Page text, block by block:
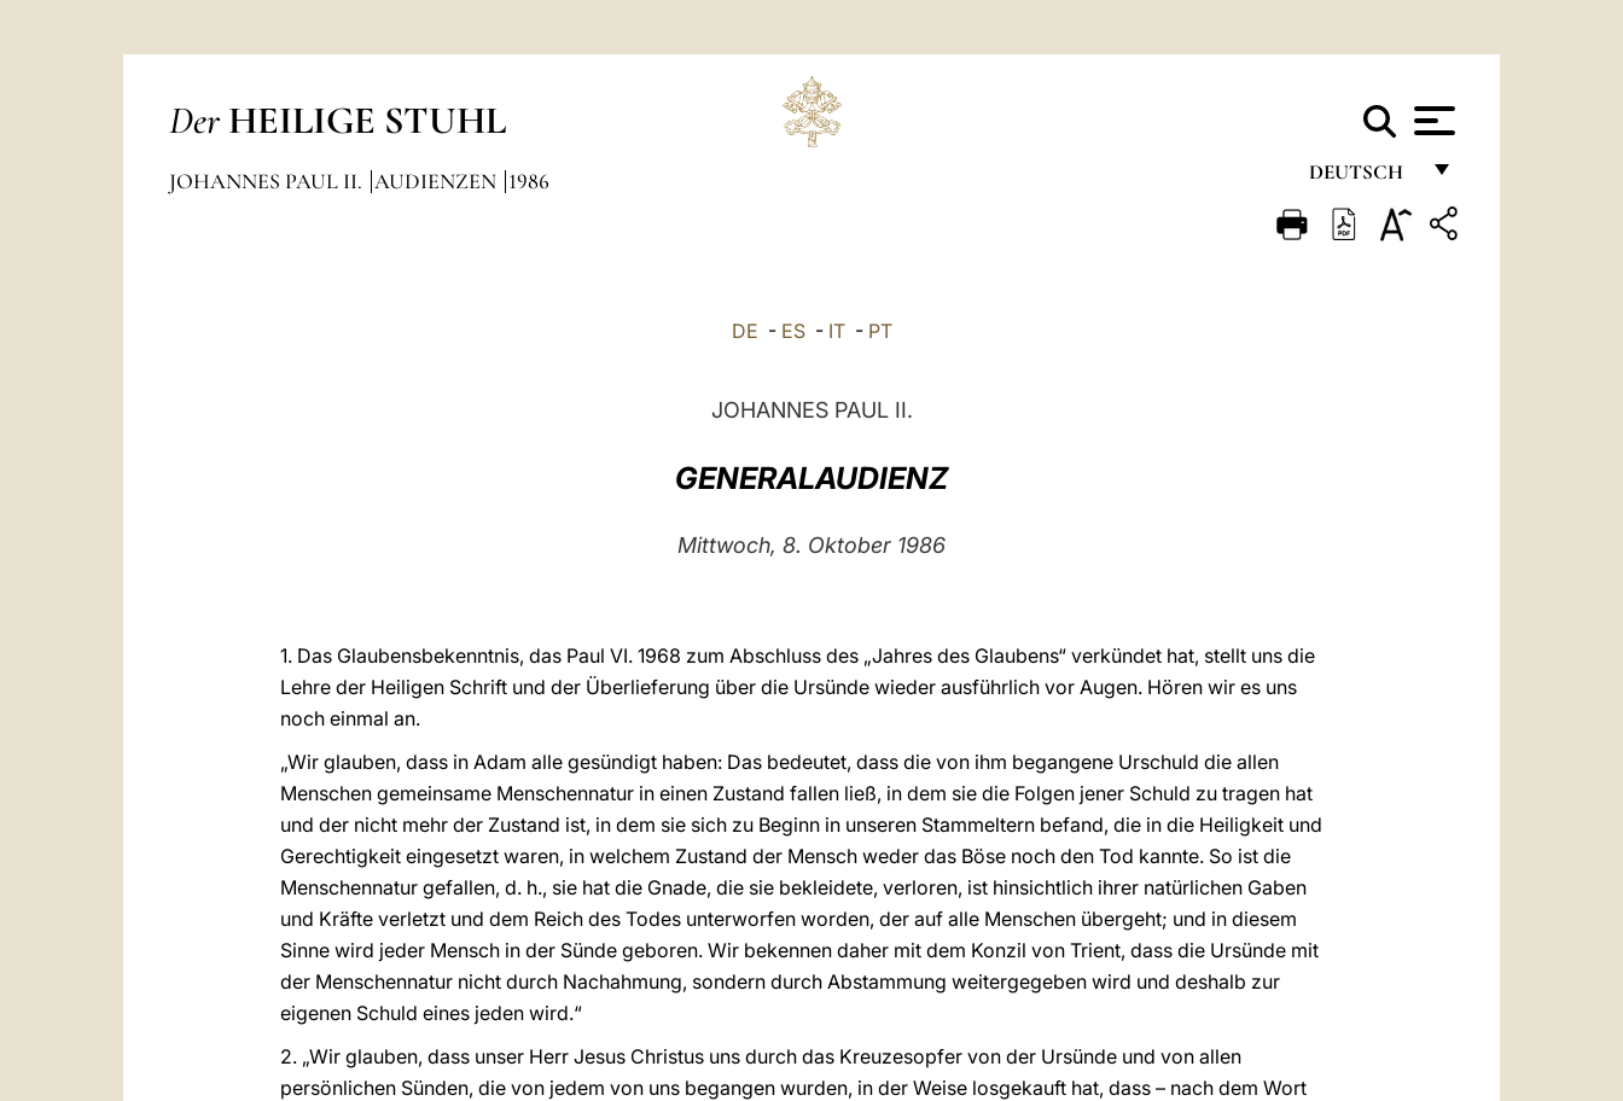
Der HEILIGE STUHL
DEUTSCH
FRANÇAIS
JOHANNES PAUL II. AUDIENZEN 1986
DE - ES- IT- PT
JOHANNES PAUL II.
GENERALAUDIENZ
Mittwoch, 8. Oktober 1986
1. Das Glaubensbekenntnis, das Paul VI. 1968 zum Abschluss des „Jahres des Glaubens“ verkündet hat, stellt uns die
Lehre der Heiligen Schrift und der Überlieferung über die Ursünde wieder ausführlich vor Augen. Hören wir es uns
noch einmal an.
„Wir glauben, dass in Adam alle gesündigt haben: Das bedeutet, dass die von ihm begangene Urschuld die allen
Menschen gemeinsame Menschennatur in einen Zustand fallen ließ, in dem sie die Folgen jener Schuld zu tragen hat
und der nicht mehr der Zustand ist, in dem sie sich zu Beginn in unseren Stammeltern befand, die in die Heiligkeit und
Gerechtigkeit eingesetzt waren, in welchem Zustand der Mensch weder das Böse noch den Tod kannte. So ist die
Menschennatur gefallen, d. h., sie hat die Gnade, die sie bekleidete, verloren, ist hinsichtlich ihrer natürlichen Gaben
und Kräfte verletzt und dem Reich des Todes unterworfen worden, der auf alle Menschen übergeht; und in diesem
Sinne wird jeder Mensch in der Sünde geboren. Wir bekennen daher mit dem Konzil von Trient, dass die Ursünde mit
der Menschennatur nicht durch Nachahmung, sondern durch Abstammung weitergegeben wird und deshalb zur
eigenen Schuld eines jeden wird.“
2. „Wir glauben, dass unser Herr Jesus Christus uns durch das Kreuzesopfer von der Ursünde und von allen
persönlichen Sünden, die von jedem von uns begangen wurden, in der Weise losgekauft hat, dass – nach dem Wort